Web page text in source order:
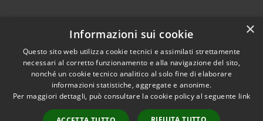
RSS
Accessibilità
Privacy
Cookie
Mappa del sito
Copyright © 2026 • Comune di
Pedara • Powered by
Municipium•Accesso
redazione
×
Informazioni sui cookie
Questo sito web utilizza cookie tecnici e assimilati strettamente
necessari al corretto funzionamento e alla navigazione del sito,
nonché un cookie tecnico analitico al solo fine di elaborare
informazioni statistiche, aggregate e anonime.
Per maggiori dettagli, può consultare la cookie policy al seguente link